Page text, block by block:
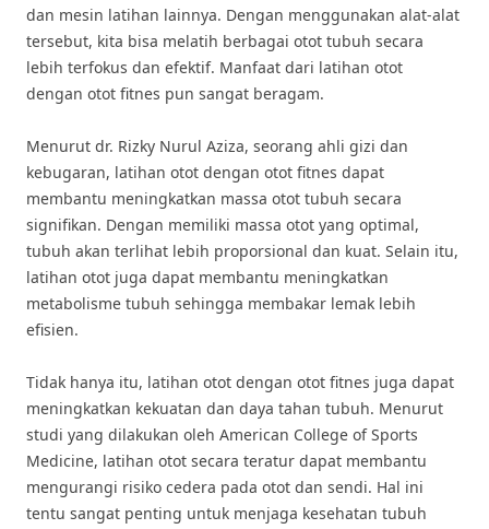
dan mesin latihan lainnya. Dengan menggunakan alat-alat
tersebut, kita bisa melatih berbagai otot tubuh secara
lebih terfokus dan efektif. Manfaat dari latihan otot
dengan otot fitnes pun sangat beragam.
Menurut dr. Rizky Nurul Aziza, seorang ahli gizi dan
kebugaran, latihan otot dengan otot fitnes dapat
membantu meningkatkan massa otot tubuh secara
signifikan. Dengan memiliki massa otot yang optimal,
tubuh akan terlihat lebih proporsional dan kuat. Selain itu,
latihan otot juga dapat membantu meningkatkan
metabolisme tubuh sehingga membakar lemak lebih
efisien.
Tidak hanya itu, latihan otot dengan otot fitnes juga dapat
meningkatkan kekuatan dan daya tahan tubuh. Menurut
studi yang dilakukan oleh American College of Sports
Medicine, latihan otot secara teratur dapat membantu
mengurangi risiko cedera pada otot dan sendi. Hal ini
tentu sangat penting untuk menjaga kesehatan tubuh